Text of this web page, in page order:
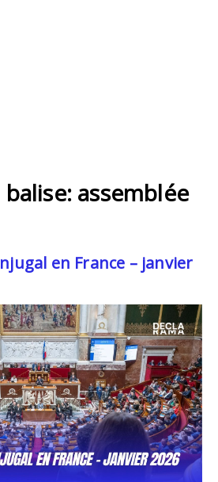
assemblée
en France – janvier